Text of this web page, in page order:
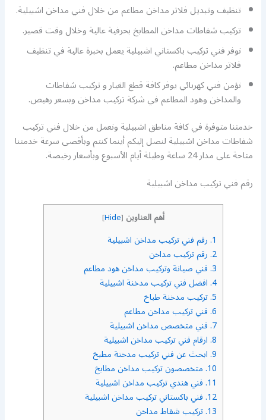
تنظيف وتبديل فلاتر مداخن مطاعم من خلال فني مداخن اشبيلية.
تركيب شفاطات مداخن المطابخ بحرفية عالية وخلال وقت قصير.
نوفر فني تركيب باكستاني اشبيلية يعمل بخبرة عالية في تنظيف
فلاتر مداخن مطاعم.
نؤمن فني كهربائي يوفر كافة قطع الغيار و تركيب شفاطات
والمداخن وهود المطاعم في شركة تركيب مداخن وبسعر رهيص.
خدمتنا متوفرة في كافة مناطق اشبيلية ونعمل من خلال فني تركيب
شفاطات مداخن اشبيلية لنصل إليكم أينما كنتم وبأقصى سرعة خدمتنا
متاحة على مدار 24 ساعة وطيلة أيام الأسبوع وبأسعار رخيصة.
رقم فني تركيب مداخن اشبيلية
أهم العناوين [
Hide
]
1. رقم فني تركيب مداخن اشبيلية
2. رقم تركيب مداخن
3. فني صيانة وتركيب مداخن هود مطاعم
4. افضل فني تركيب مدخنة اشبيلية
5. تركيب مدخنة طباخ
6. فني تركيب مداخن مطاعم
7. فني متخصص مداخن اشبيلية
8. ارقام فني تركيب مداخن اشبيلية
9. ابحث عن فني تركيب مدخنة مطبخ
10. متخصصون تركيب مداخن مطابخ
11. فني هندي تركيب مداخن اشبيلية
12. فني باكستاني تركيب مداخن اشبيلية
13. تركيب شفاط مداخن